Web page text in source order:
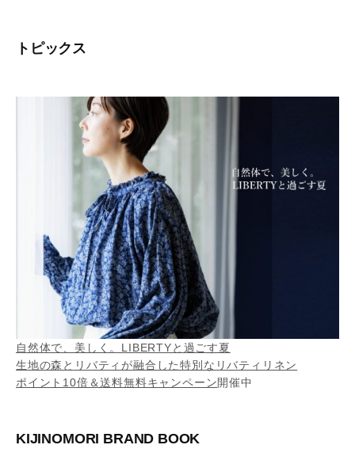
トピックス
自然体で、美しく。LIBERTYと過ごす夏
生地の森とリバティが融合した特別なリバティリネン
ポイント10倍＆送料無料キャンペーン開催中
KIJINOMORI BRAND BOOK